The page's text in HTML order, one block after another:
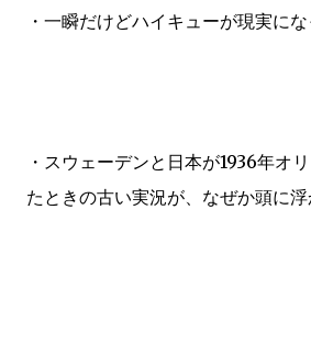
・一瞬だけどハイキューが現実にな
・スウェーデンと日本が1936年オ
たときの古い実況が、なぜか頭に浮